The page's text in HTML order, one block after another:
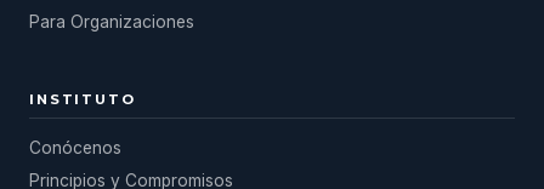
Para Organizaciones
INSTITUTO
Conócenos
Principios y Compromisos